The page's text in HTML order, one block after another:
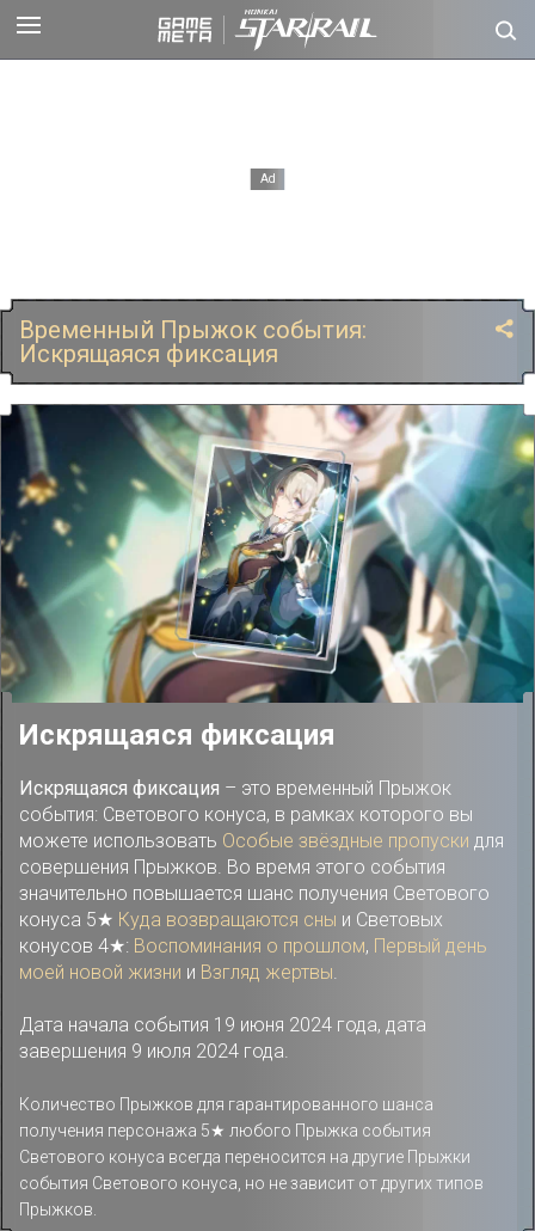
Временный Прыжок события:
Искрящаяся фиксация
Искрящаяся фиксация
Искрящаяся фиксация – это временный Прыжок
события: Светового конуса, в рамках которого вы
можете использовать Особые звёздные пропуски для
совершения Прыжков. Во время этого события
значительно повышается шанс получения Светового
конуса 5★ Куда возвращаются сны и Световых
конусов 4★: Воспоминания о прошлом, Первый день
моей новой жизни и Взгляд жертвы.
Дата начала события 19 июня 2024 года, дата
завершения 9 июля 2024 года.
Количество Прыжков для гарантированного шанса
получения персонажа 5★ любого Прыжка события
Светового конуса всегда переносится на другие Прыжки
события Светового конуса, но не зависит от других типов
Прыжков.